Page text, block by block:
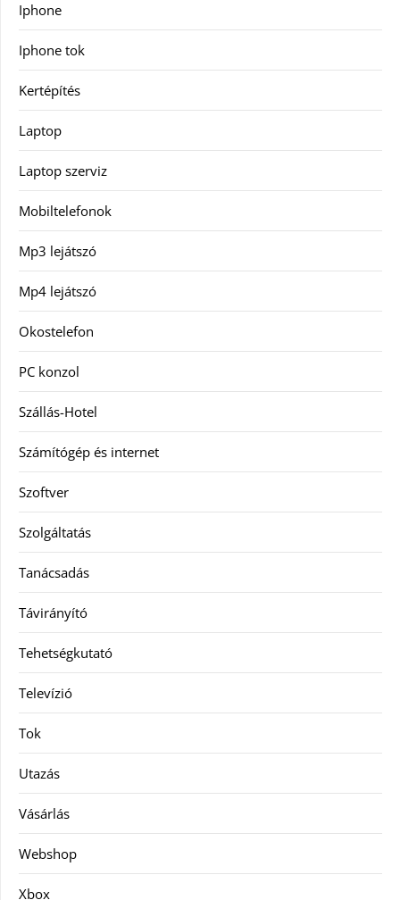
Iphone
Iphone tok
Kertépítés
Laptop
Laptop szerviz
Mobiltelefonok
Mp3 lejátszó
Mp4 lejátszó
Okostelefon
PC konzol
Szállás-Hotel
Számítógép és internet
Szoftver
Szolgáltatás
Tanácsadás
Távirányító
Tehetségkutató
Televízió
Tok
Utazás
Vásárlás
Webshop
Xbox